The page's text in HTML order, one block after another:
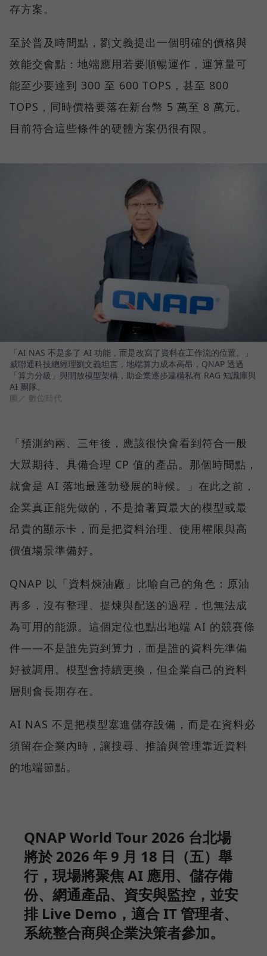
存方案。
至於普及時間點，劉文義提出一個明確的價格與
效能交會點：地端應用若要順暢運作，運算量可
能至少要達到 300 至 600 TOPS，甚至 800
TOPS，同時價格要落在新台幣 5 萬至 8 萬元。
目前符合這些條件的硬體方案仍很有限。
「AI NAS 不是多了 AI 功能，而是改寫了資料在工作流的位置。」
威聯通科技總經理劉文義坦言，地端算力成本高昂，QNAP 透過
「算力分級」與開放模型架構，助企業逐步建構私有 RAG 知識庫與
AI 團隊。
圖／ 數位時代
「預測約兩、三年後，應該很快會看到符合一般
大眾期待、具備合理 CP 值的產品。那個時間點，
就會是 AI 落地最蓬勃發展的時候。」在此之前，
企業真正能先做的，不是搶著買最大的模型或最
昂貴的顯示卡，而是把資料治理、使用權限與高
價值場景準備好。
QNAP 以「資料煉油廠」比喻自己的角色：原油
再多，沒有整理、提煉與配送的過程，也無法成
為可用的能源。這個定位也點出地端 AI 的競賽條
件——不是誰先買到算力，而是誰的資料先準備
好被調用。模型會持續更換，但企業自己的資料
層則會長期存在。
AI NAS 不是把模型塞進儲存設備，而是在資料必
須留在企業內時，讓搜尋、推論與管理靠近資料
的地端節點。
QNAP World Tour 2026 台北場
將於 2026 年 9 月 18 日（五）舉
行，現場將聚焦 AI 應用、儲存備
份、網通產品、資安與監控，並安
排 Live Demo，適合 IT 管理者、
系統整合商與企業決策者參加。